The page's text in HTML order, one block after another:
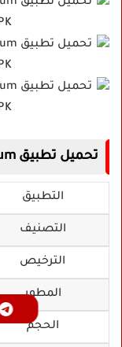
تحميل تطبيق Web Video Caster Premium مهكر Apk
التطبيق
التصنيف
الترخيص
المطور
الحجم